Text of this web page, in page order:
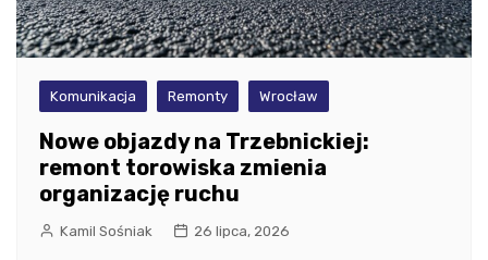
Komunikacja Remonty Wrocław
Nowe objazdy na Trzebnickiej:
remont torowiska zmienia
organizację ruchu
Kamil Sośniak 26 lipca, 2026